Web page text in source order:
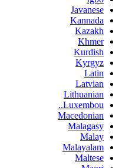
Javanese
Kannada
Kazakh
Khmer
Kurdish
Kyrgyz
Latin
Latvian
Lithuanian
Luxembou..
Macedonian
Malagasy
Malay
Malayalam
Maltese